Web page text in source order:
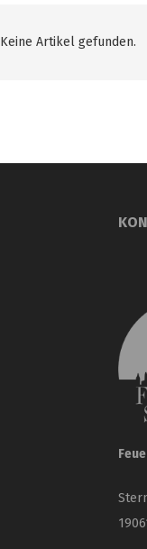
Keine Artikel gefunden.